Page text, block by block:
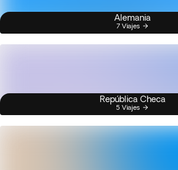
Alemania
7 Viajes
República Checa
5 Viajes